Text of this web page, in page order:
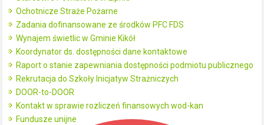
Ochotnicze Straże Pożarne
Zadania dofinansowane ze środków PFC FDS
Wynajem świetlic w Gminie Kikół
Koordynator ds. dostępności dane kontaktowe
Raport o stanie zapewniania dostępności podmiotu publicznego
Rekrutacja do Szkoły Inicjatyw Strażniczych
DOOR-to-DOOR
Kontakt w sprawie rozliczeń finansowych wod-kan
Fundusze unijne